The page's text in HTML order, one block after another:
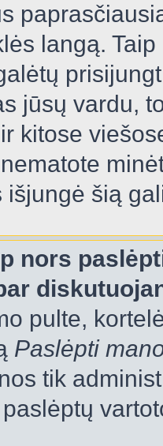
langą.
jūsų vardu,
kitose
išjungė šią
nors
pulte,
Paslėpti
tik